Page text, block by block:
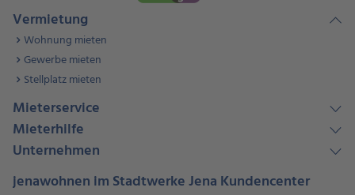
Vermietung
Wohnung mieten
Gewerbe mieten
Stellplatz mieten
Mieterservice
Mieterhilfe
Unternehmen
jenawohnen im Stadtwerke Jena Kundencenter